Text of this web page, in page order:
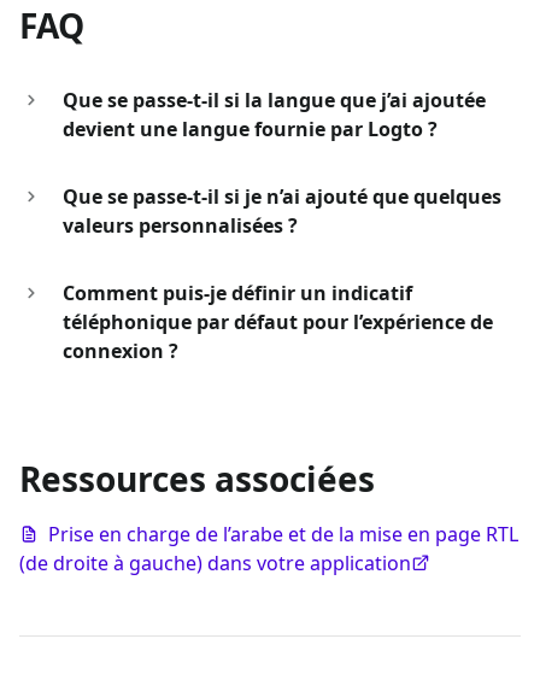
FAQ
Que se passe-t-il si la langue que j’ai ajoutée
devient une langue fournie par Logto ?
Que se passe-t-il si je n’ai ajouté que quelques
valeurs personnalisées ?
Comment puis-je définir un indicatif
téléphonique par défaut pour l’expérience de
connexion ?
Ressources associées
Prise en charge de l’arabe et de la mise en page RTL
(de droite à gauche) dans votre application